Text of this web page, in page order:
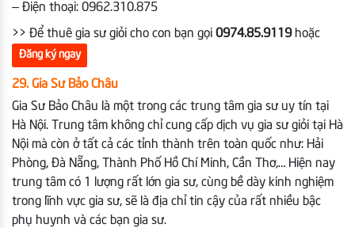
– Điện thoại: 0962.310.875
>> Để thuê gia sư giỏi cho con bạn gọi 0974.85.9119hoặc
Đăng ký ngay
29. Gia Sư Bảo Châu
Gia Sư Bảo Châu là một trong các trung tâm gia sư uy tín tại
Hà Nội. Trung tâm không chỉ cung cấp dịch vụ gia sư giỏi tại Hà
Nội mà còn ở tất cả các tỉnh thành trên toàn quốc như: Hải
Phòng, Đà Nẵng, Thành Phố Hồ Chí Minh, Cần Thơ,… Hiện nay
trung tâm có 1 lượng rất lớn gia sư, cùng bề dày kinh nghiệm
trong lĩnh vực gia sư, sẽ là địa chỉ tin cậy của rất nhiều bậc
phụ huynh và các bạn gia sư.